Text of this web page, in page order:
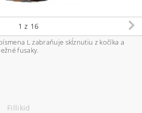
1 z 16
L zabraňuje skĺznutiu z kočíka a
fusaky.
Fillikid